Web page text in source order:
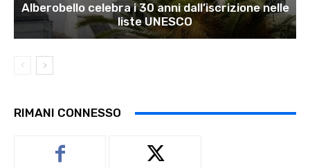
Alberobello celebra i 30 anni dall’iscrizione nelle
liste UNESCO
RIMANI CONNESSO